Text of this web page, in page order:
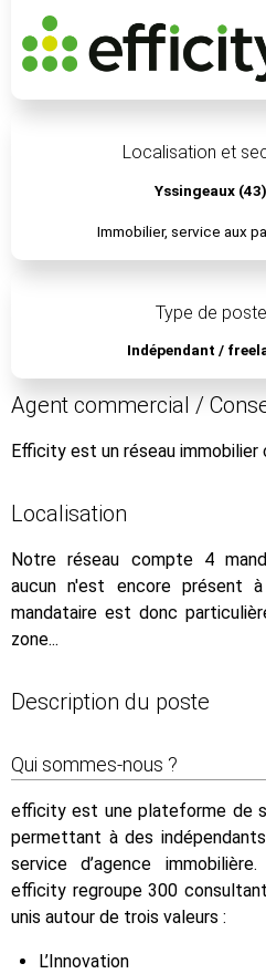
Localisation et
Yssingeaux (43)
Immobilier, service aux
Type de poste
Indépendant /
Agent commercial /
Efficity est un réseau immobilier
Localisation
Notre réseau compte 4
aucun n'est encore présent
mandataire est donc
zone...
Description du poste
Qui sommes-nous ?
efficity est une plateforme de
permettant à des
service d’agence
efficity regroupe 300
unis autour de trois valeurs :
L’Innovation